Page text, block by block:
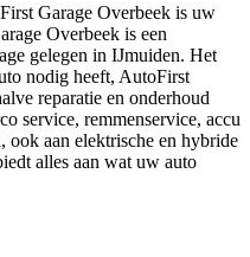
Garage Overbeek is uw
Overbeek is een
gelegen in IJmuiden. Het
nodig heeft, AutoFirst
reparatie en onderhoud
service, remmenservice, accu
ook aan elektrische en hybride
alles aan wat uw auto